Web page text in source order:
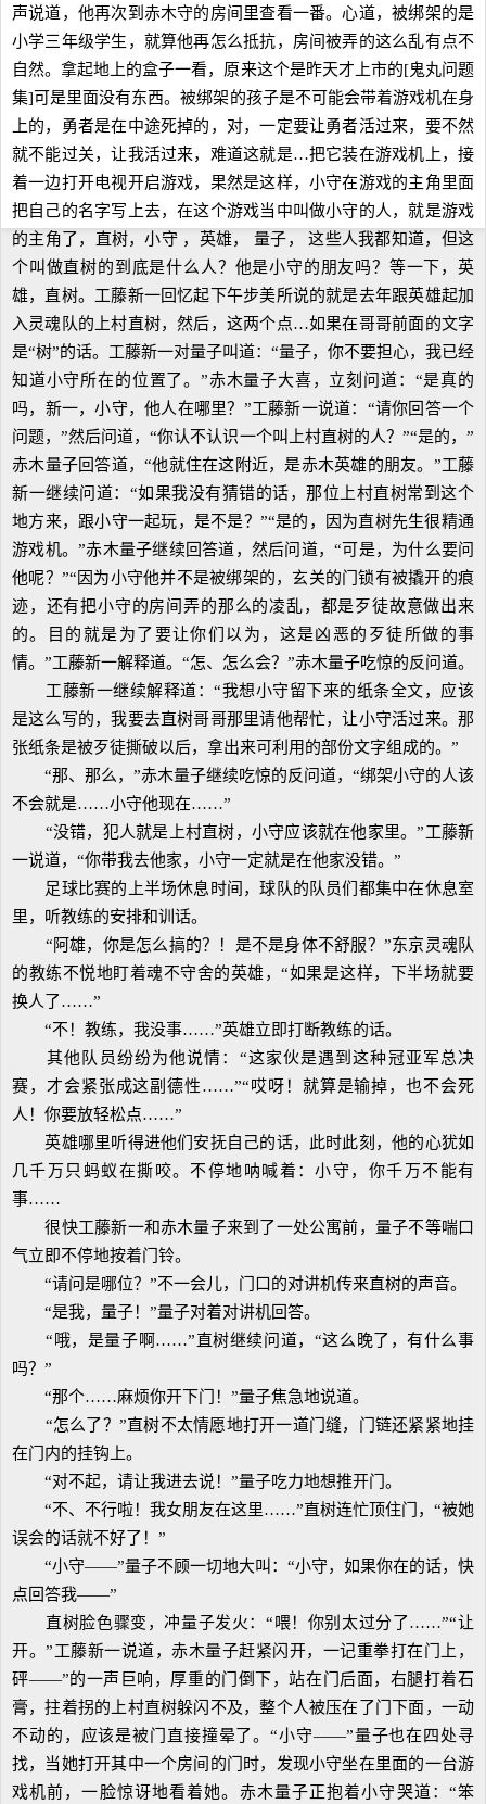
声说道，他再次到赤木守的房间里查看一番。心道，被绑架的是
小学三年级学生，就算他再怎么抵抗，房间被弄的这么乱有点不
自然。拿起地上的盒子一看，原来这个是昨天才上市的[鬼丸问题
集]可是里面没有东西。被绑架的孩子是不可能会带着游戏机在身
上的，勇者是在中途死掉的，对，一定要让勇者活过来，要不然
就不能过关，让我活过来，难道这就是…把它装在游戏机上，接
着一边打开电视开启游戏，果然是这样，小守在游戏的主角里面
把自己的名字写上去，在这个游戏当中叫做小守的人，就是游戏
的主角了，直树，小守 ，英雄， 量子， 这些人我都知道，但这
个叫做直树的到底是什么人？他是小守的朋友吗？等一下，英
雄，直树。工藤新一回忆起下午步美所说的就是去年跟英雄起加
入灵魂队的上村直树，然后，这两个点…如果在哥哥前面的文字
是“树”的话。工藤新一对量子叫道：“量子，你不要担心，我已经
知道小守所在的位置了。”赤木量子大喜，立刻问道：“是真的
吗，新一，小守，他人在哪里？”工藤新一说道：“请你回答一个
问题，”然后问道，“你认不认识一个叫上村直树的人？”“是的，”
赤木量子回答道，“他就住在这附近，是赤木英雄的朋友。”工藤
新一继续问道：“如果我没有猜错的话，那位上村直树常到这个
地方来，跟小守一起玩，是不是？”“是的，因为直树先生很精通
游戏机。”赤木量子继续回答道，然后问道，“可是，为什么要问
他呢？”“因为小守他并不是被绑架的，玄关的门锁有被撬开的痕
迹，还有把小守的房间弄的那么的凌乱，都是歹徒故意做出来
的。目的就是为了要让你们以为，这是凶恶的歹徒所做的事
情。”工藤新一解释道。“怎、怎么会？”赤木量子吃惊的反问道。
工藤新一继续解释道：“我想小守留下来的纸条全文，应该
是这么写的，我要去直树哥哥那里请他帮忙，让小守活过来。那
张纸条是被歹徒撕破以后，拿出来可利用的部份文字组成的。”
“那、那么，”赤木量子继续吃惊的反问道，“绑架小守的人该
不会就是……小守他现在……”
“没错，犯人就是上村直树，小守应该就在他家里。”工藤新
一说道，“你带我去他家，小守一定就是在他家没错。”
足球比赛的上半场休息时间，球队的队员们都集中在休息室
里，听教练的安排和训话。
“阿雄，你是怎么搞的？！是不是身体不舒服？”东京灵魂队
的教练不悦地盯着魂不守舍的英雄，“如果是这样，下半场就要
换人了……”
“不！教练，我没事……”英雄立即打断教练的话。
其他队员纷纷为他说情：“这家伙是遇到这种冠亚军总决
赛，才会紧张成这副德性……”“哎呀！就算是输掉，也不会死
人！你要放轻松点……”
英雄哪里听得进他们安抚自己的话，此时此刻，他的心犹如
几千万只蚂蚁在撕咬。不停地呐喊着：小守，你千万不能有
事……
很快工藤新一和赤木量子来到了一处公寓前，量子不等喘口
气立即不停地按着门铃。
“请问是哪位？”不一会儿，门口的对讲机传来直树的声音。
“是我，量子！”量子对着对讲机回答。
“哦，是量子啊……”直树继续问道，“这么晚了，有什么事
吗？”
“那个……麻烦你开下门！”量子焦急地说道。
“怎么了？”直树不太情愿地打开一道门缝，门链还紧紧地挂
在门内的挂钩上。
“对不起，请让我进去说！”量子吃力地想推开门。
“不、不行啦！我女朋友在这里……”直树连忙顶住门，“被她
误会的话就不好了！”
“小守——”量子不顾一切地大叫：“小守，如果你在的话，快
点回答我——”
直树脸色骤变，冲量子发火：“喂！你别太过分了……”“让
开。”工藤新一说道，赤木量子赶紧闪开，一记重拳打在门上，
砰——”的一声巨响，厚重的门倒下，站在门后面，右腿打着石
膏，拄着拐的上村直树躲闪不及，整个人被压在了门下面，一动
不动的，应该是被门直接撞晕了。“小守——”量子也在四处寻
找，当她打开其中一个房间的门时，发现小守坐在里面的一台游
戏机前，一脸惊讶地看着她。赤木量子正抱着小守哭道：“笨